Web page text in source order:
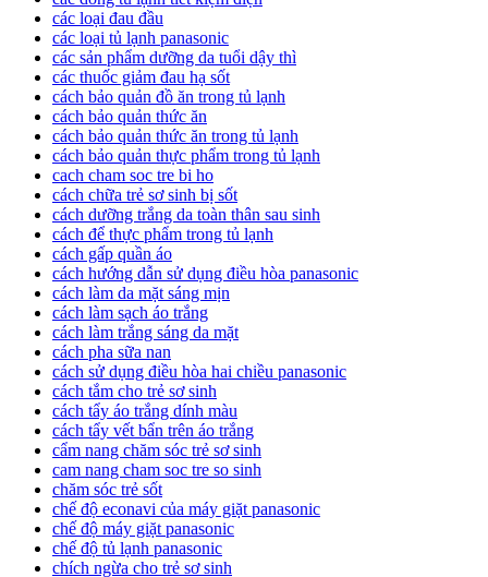
các loại đau đầu
các loại tủ lạnh panasonic
các sản phẩm dưỡng da tuổi dậy thì
các thuốc giảm đau hạ sốt
cách bảo quản đồ ăn trong tủ lạnh
cách bảo quản thức ăn
cách bảo quản thức ăn trong tủ lạnh
cách bảo quản thực phẩm trong tủ lạnh
cach cham soc tre bi ho
cách chữa trẻ sơ sinh bị sốt
cách dưỡng trắng da toàn thân sau sinh
cách để thực phẩm trong tủ lạnh
cách gấp quần áo
cách hướng dẫn sử dụng điều hòa panasonic
cách làm da mặt sáng mịn
cách làm sạch áo trắng
cách làm trắng sáng da mặt
cách pha sữa nan
cách sử dụng điều hòa hai chiều panasonic
cách tắm cho trẻ sơ sinh
cách tẩy áo trắng dính màu
cách tẩy vết bẩn trên áo trắng
cẩm nang chăm sóc trẻ sơ sinh
cam nang cham soc tre so sinh
chăm sóc trẻ sốt
chế độ econavi của máy giặt panasonic
chế độ máy giặt panasonic
chế độ tủ lạnh panasonic
chích ngừa cho trẻ sơ sinh